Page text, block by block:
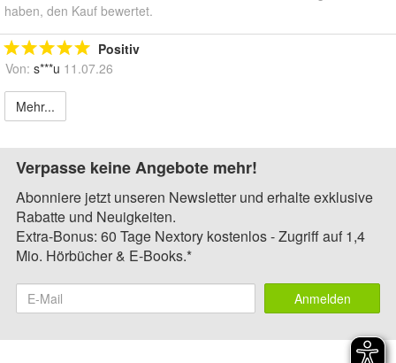
haben, den Kauf bewertet.
Positiv
Von: s***u 11.07.26
Mehr...
Verpasse keine Angebote mehr!
Abonniere jetzt unseren Newsletter und erhalte exklusive
Rabatte und Neuigkeiten.
Extra-Bonus: 60 Tage Nextory kostenlos - Zugriff auf 1,4
Mio. Hörbücher & E-Books.*
Anmelden